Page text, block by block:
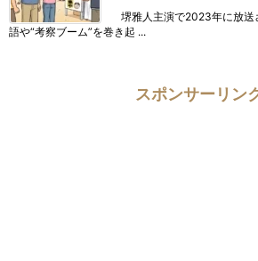
堺雅人主演で2023年に放送
語や“考察ブーム”を巻き起 ...
スポンサーリン